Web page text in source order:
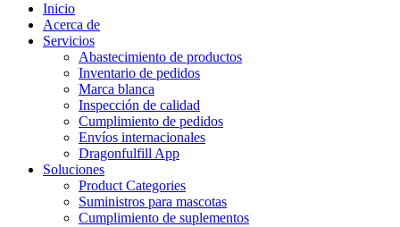
Inicio
Acerca de
Servicios
Abastecimiento de productos
Inventario de pedidos
Marca blanca
Inspección de calidad
Cumplimiento de pedidos
Envíos internacionales
Dragonfulfill App
Soluciones
Product Categories
Suministros para mascotas
Cumplimiento de suplementos